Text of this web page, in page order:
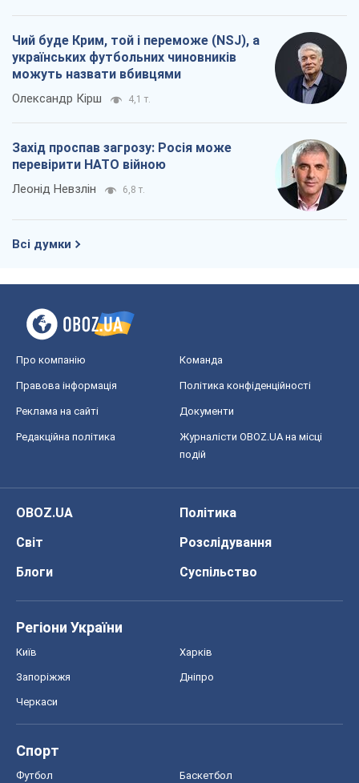
Чий буде Крим, той і переможе (NSJ), а
українських футбольних чиновників
можуть назвати вбивцями
Олександр Кірш 4,1 т.
Захід проспав загрозу: Росія може
перевірити НАТО війною
Леонід Невзлін 6,8 т.
Всі думки
Про компанію Команда
Правова інформація Політика конфіденційності
Реклама на сайті Документи
Редакційна політика
Журналісти OBOZ.UA на місці
подій
OBOZ.UA
Політика
Світ
Розслідування
Блоги
Суспільство
Регіони України
Київ Харків
Запоріжжя Дніпро
Черкаси
Спорт
Футбол Баскетбол